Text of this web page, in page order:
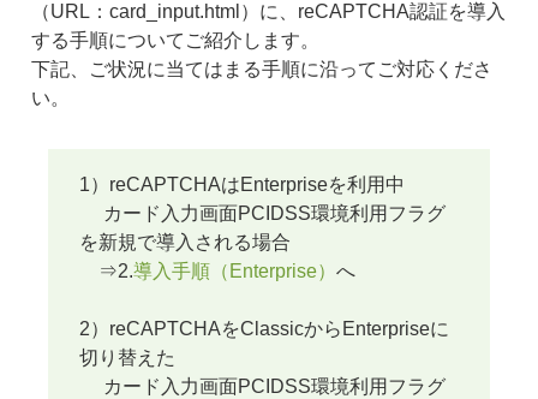
（URL：card_input.html）に、reCAPTCHA認証を導入
する手順についてご紹介します。
下記、ご状況に当てはまる手順に沿ってご対応くださ
い。
1）reCAPTCHAはEnterpriseを利用中
カード入力画面PCIDSS環境利用フラグ
を新規で導入される場合
⇒2.導入手順（Enterprise） へ
2）reCAPTCHAをClassicからEnterpriseに
切り替えた
カード入力画面PCIDSS環境利用フラグ